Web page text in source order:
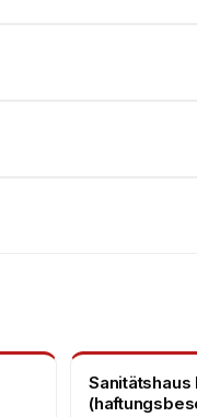
Sanitätshaus